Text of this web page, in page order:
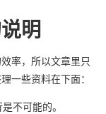
明
率，所以文章里只
一些资料在下面：
不可能的。